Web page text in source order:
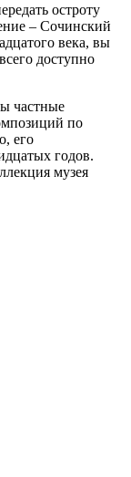
остроту
– Сочинский
века, вы
доступно
частные
по
его
годов.
музея